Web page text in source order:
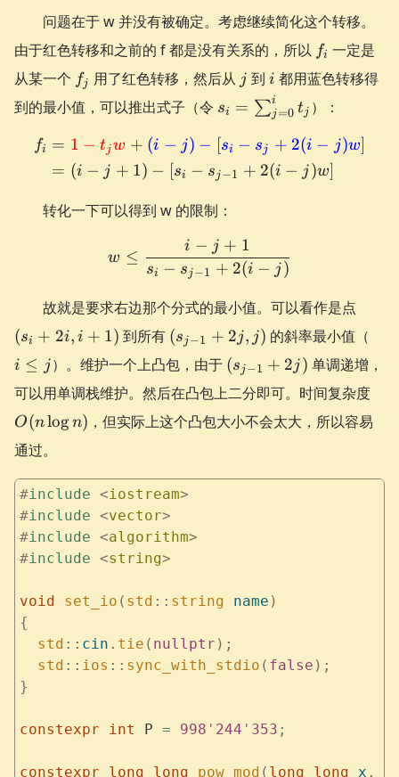
问题在于 w 并没有被确定。考虑继续简化这个转移。
由于红色转移和之前的 f 都是没有关系的，所以 f_{i}
fi 一定是
从某一个 f_{j}
fj 用了红色转移，然后从 j
j 到i
i 都用蓝色转移得
到的最小值，可以推出式子（令 s_{i}=\sum_{j=0}^{i}
t_{j}
si = ∑j =0
i tj ）：
\begin{aligned} f_{i}
fi = 1 − tjw + (i − j) − [si − sj + 2(i − j)w]
= (i − j + 1) − [si − sj−1 + 2(i − j)w]
转化一下可以得到 w 的限制：
w \le \frac{i - j +
w ≤
si − sj −1 + 2(i − j)
i − j + 1
故就是要求右边那个分式的最小值。可以看作是点
i+1)
(si + 2i, i + 1) 到所有 (s_{j-
1} +
2j, j)
(sj−1 + 2j, j) 的斜率最小值（
j
i ≤ j）。维护一个上凸包，由于 (s_{j-
1}
+2j)
(sj−1 + 2j) 单调递增，
可以用单调栈维护。然后在凸包上二分即可。时间复杂度
O(nlogn) ，但实际上这个凸包大小不会太大，所以容易
通过。
#include <iostream>
#include <vector>
#include <algorithm>
#include <string>
void set_io ( std :: string name )
{
  std
:: cin . tie ( nullptr );
  std
:: ios :: sync_with_stdio ( false );
}
constexpr int P = 998 ' 244 ' 353 ;
constexpr long long pow_mod ( long long x ,